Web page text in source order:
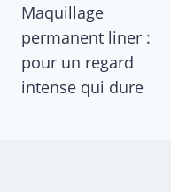
de
l’article
Maquillage
permanent liner :
pour un regard
intense qui dure